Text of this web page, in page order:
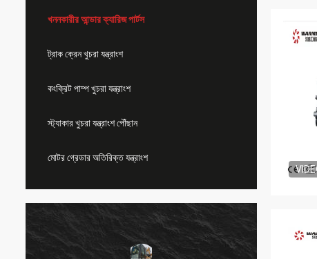
খননকারীর আন্ডার ক্যারিজ পার্টস
ট্রাক ক্রেন খুচরা যন্ত্রাংশ
কংক্রিট পাম্প খুচরা যন্ত্রাংশ
স্ট্যাকার খুচরা যন্ত্রাংশ পৌঁছান
মোটর গ্রেডার অতিরিক্ত যন্ত্রাংশ